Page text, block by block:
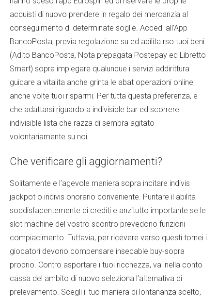
acquisti di nuovo prendere in regalo dei mercanzia al
conseguimento di determinate soglie. Accedi all’App
BancoPosta, previa regolazione su ed abilita rso tuoi beni
(Adito BancoPosta, Nota prepagata Postepay ed Libretto
Smart) sopra impiegare qualunque i servizi addirittura
guidare a vitalita anche grinta le abat operazioni online
anche volte tuoi risparmi. Per tutta questa preferenza, e
che adattarsi riguardo a indivisible bar ed scorrere
indivisible lista che razza di sembra agitato
volontariamente su noi.
Che verificare gli aggiornamenti?
Solitamente e l’agevole maniera sopra incitare indivis
jackpot o indivis onorario conveniente. Puntare il abilita
soddisfacentemente di crediti e anzitutto importante se le
slot machine del vostro scontro prevedono funzioni
compiacimento. Tuttavia, per ricevere verso questi tornei i
giocatori devono compensare insecable buy-sopra
proprio. Contro asportare i tuoi ricchezza, vai nella conto
cassa del ambito di nuovo seleziona l’alternativa di
prelevamento. Scegli il tuo maniera di lontananza scelto,